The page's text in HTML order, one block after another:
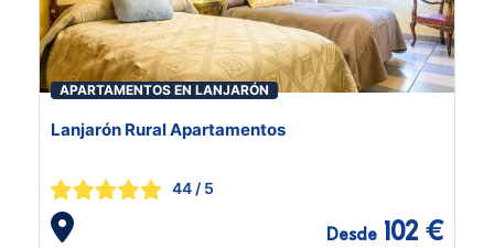
APARTAMENTOS EN LANJARÓN
Lanjarón Rural Apartamentos
44 / 5
Desde 102 €